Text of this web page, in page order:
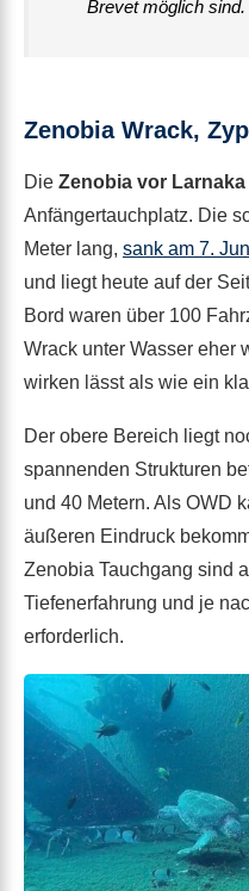
Brevet möglich sind.
Zenobia Wrack,
Die Zenobia vor Larnaka
Anfängertauchplatz. Die
Meter lang, sank am 7.
und liegt heute auf der
Bord waren über 100
Wrack unter Wasser eher
wirken lässt als wie ein
Der obere Bereich liegt
spannenden Strukturen
und 40 Metern. Als OWD
äußeren Eindruck
Zenobia Tauchgang sind
Tiefenerfahrung und je
erforderlich.